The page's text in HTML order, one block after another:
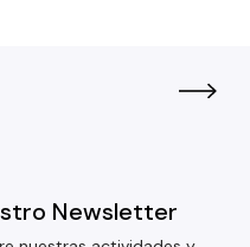
Newsletter